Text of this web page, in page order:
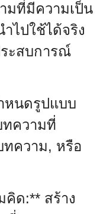
มที่มีความเป็น
ไปใช้ได้จริง
ะสบการณ์
หนดรูปแบบ
ทความที่
ความ, หรือ
ด:** สร้าง